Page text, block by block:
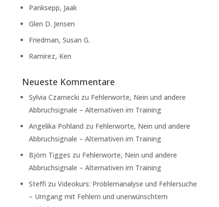
Panksepp, Jaak
Glen D. Jensen
Friedman, Susan G.
Ramirez, Ken
Neueste Kommentare
Sylvia Czarnecki zu Fehlerworte, Nein und andere
Abbruchsignale – Alternativen im Training
Angelika Pohland zu Fehlerworte, Nein und andere
Abbruchsignale – Alternativen im Training
Björn Tigges zu Fehlerworte, Nein und andere
Abbruchsignale – Alternativen im Training
Steffizu Videokurs: Problemanalyse und Fehlersuche
– Umgang mit Fehlern und unerwünschtem